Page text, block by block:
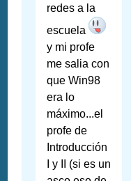
redes a la
escuela
y mi profe
me salia con
que Win98
era lo
máximo...el
profe de
Introducción
I y II (si es un